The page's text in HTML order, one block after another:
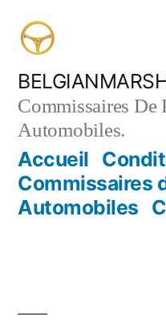
contenu
Commissaires De
Automobiles.
Accueil
Commissaires
Automobiles